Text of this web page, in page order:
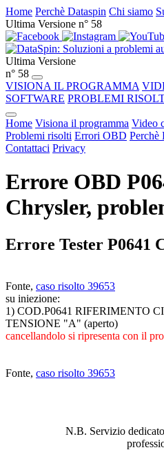
Home Perchè Dataspin Chi siamo
Ultima Versione n° 58
Ultima Versione
n° 58
VISIONA IL PROGRAMMA
SOFTWARE PROBLEMI
Home Visiona il programma Video
Problemi risolti Errori OBD Perchè
Contattaci Privacy
Errore OBD
Chrysler,
Errore Tester P0641
Fonte, caso risolto 39653
su iniezione:
1) COD.P0641 RIFERIMENTO
TENSIONE "A" (aperto)
cancellandolo si ripresenta con il
Fonte, caso risolto 39653
N.B. Servizio